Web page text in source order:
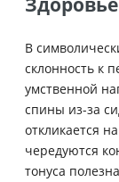
В
склонность к
умственной
спины из-за
откликается
чередуются
тонуса